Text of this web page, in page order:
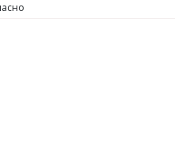
на цигари